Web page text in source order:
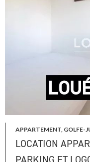
APPARTEMENT, GOLFE-
LOCATION
PARKING ET